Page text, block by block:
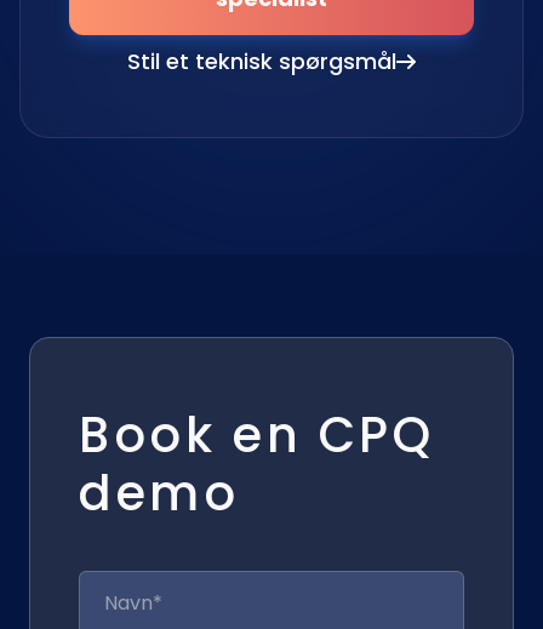
Stil et teknisk spørgsmål
Book en CPQ
demo